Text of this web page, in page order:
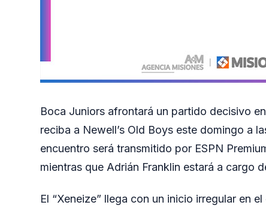
Boca Juniors afrontará un partido decisivo
reciba a Newell’s Old Boys este domingo a
encuentro será transmitido por ESPN
mientras que Adrián Franklin estará a cargo
El “Xeneize” llega con un inicio irregular en